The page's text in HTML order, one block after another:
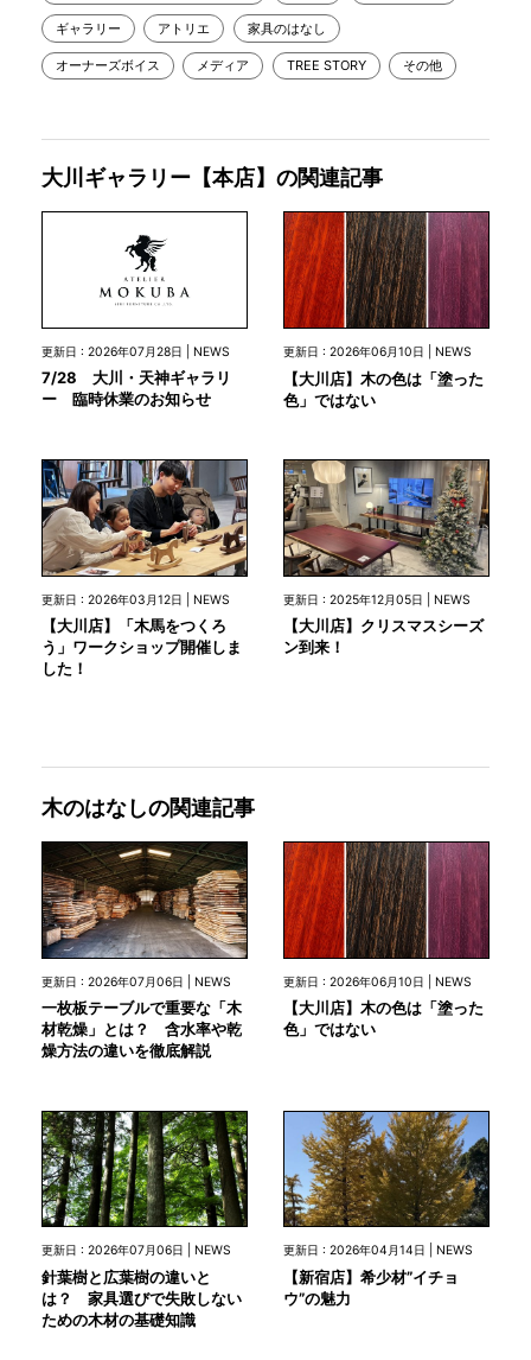
ギャラリー アトリエ 家具のはなし
オーナーズボイス メディア TREE STORY その他
大川ギャラリー【本店】の関連記事
更新日 : 2026年07月28日 | NEWS
7/28 大川・天神ギャラリ
ー 臨時休業のお知らせ
更新日 : 2026年06月10日 | NEWS
【大川店】木の色は「塗った
色」ではない
更新日 : 2026年03月12日 | NEWS
【大川店】「木馬をつくろ
う」ワークショップ開催しま
した！
更新日 : 2025年12月05日 | NEWS
【大川店】クリスマスシーズ
ン到来！
木のはなしの関連記事
更新日 : 2026年07月06日 | NEWS
一枚板テーブルで重要な「木
材乾燥」とは？ 含水率や乾
燥方法の違いを徹底解説
更新日 : 2026年06月10日 | NEWS
【大川店】木の色は「塗った
色」ではない
更新日 : 2026年07月06日 | NEWS
針葉樹と広葉樹の違いと
は？ 家具選びで失敗しない
ための木材の基礎知識
更新日 : 2026年04月14日 | NEWS
【新宿店】希少材”イチョ
ウ”の魅力